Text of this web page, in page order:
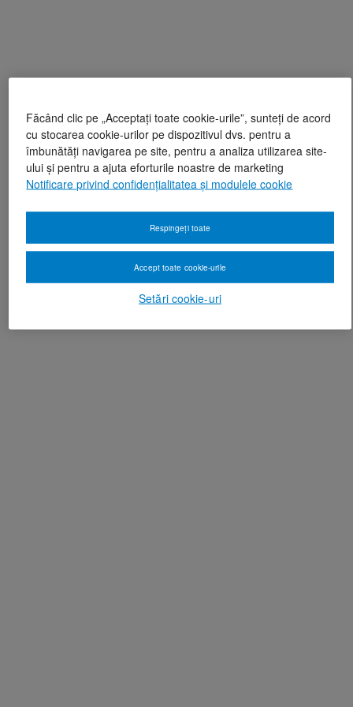
Făcând clic pe „Acceptați toate cookie-urile”, sunteți de acord
cu stocarea cookie-urilor pe dispozitivul dvs. pentru a
îmbunătăți navigarea pe site, pentru a analiza utilizarea site-
ului și pentru a ajuta eforturile noastre de marketing
Notificare privind confidențialitatea și modulele cookie
Setări cookie-uri
Respingeți toate
Accept toate cookie-urile